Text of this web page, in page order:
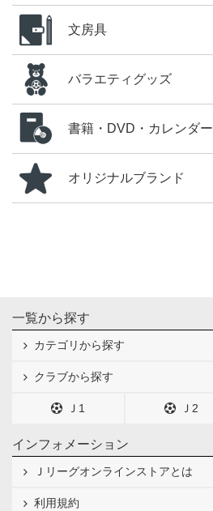
文房具
バラエティグッズ
書籍・DVD・カレンダー
オリジナルブランド
一覧から探す
カテゴリから探す
クラブから探す
Ｊ1 Ｊ2
インフォメーション
Ｊリーグオンラインストアとは
利用規約